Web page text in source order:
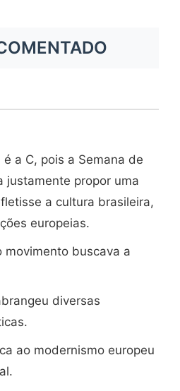
a C, pois a Semana de
justamente propor uma
a cultura brasileira,
europeias.
movimento buscava a
diversas
ao modernismo europeu